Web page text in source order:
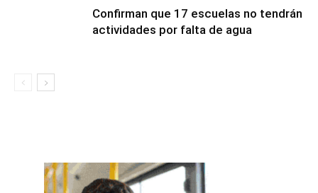
Confirman que 17 escuelas no tendrán
actividades por falta de agua